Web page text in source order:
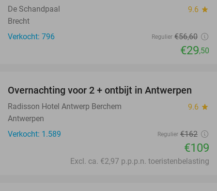
De Schandpaal 9.6 star
Brecht
Verkocht: 796
Regulier €56,60
€29,50
33%
Overnachting voor 2 + ontbijt in Antwerpen
Radisson Hotel Antwerp Berchem 9.6 star
Antwerpen
Verkocht: 1.589
Regulier €162
€109
Excl. ca. €2,97 p.p.p.n. toeristenbelasting